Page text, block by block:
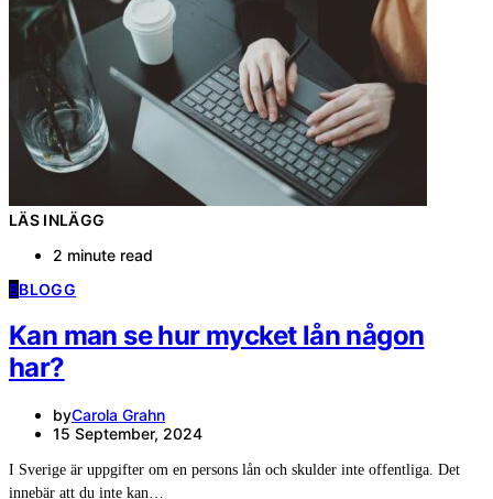
LÄS INLÄGG
2 minute read
BBLOGG
Kan man se hur mycket lån någon
har?
byCarola Grahn
15 September, 2024
I Sverige är uppgifter om en persons lån och skulder inte offentliga. Det
innebär att du inte kan…